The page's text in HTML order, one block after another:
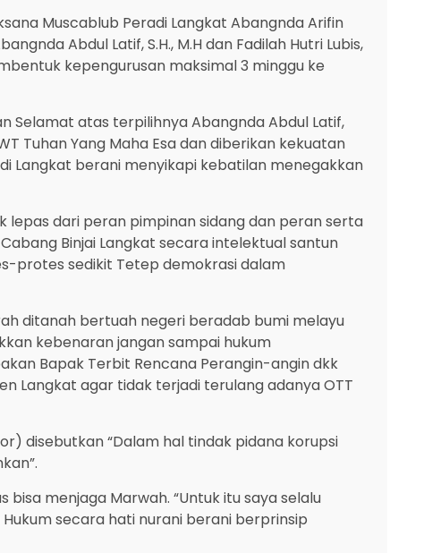
Muscablub Peradi Langkat Abangnda Arifin
Abdul Latif, S.H., M.H dan Fadilah Hutri Lubis,
kepengurusan maksimal 3 minggu ke
Selamat atas terpilihnya Abangnda Abdul Latif,
Tuhan Yang Maha Esa dan diberikan kekuatan
Langkat berani menyikapi kebatilan menegakkan
lepas dari peran pimpinan sidang dan peran serta
Binjai Langkat secara intelektual santun
protes sedikit Tetep demokrasi dalam
ditanah bertuah negeri beradab bumi melayu
kebenaran jangan sampai hukum
Bapak Terbit Rencana Perangin-angin dkk
Langkat agar tidak terjadi terulang adanya OTT
disebutkan “Dalam hal tindak pidana korupsi
menjaga Marwah. “Untuk itu saya selalu
secara hati nurani berani berprinsip